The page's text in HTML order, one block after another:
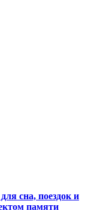
сна, поездок и
памяти